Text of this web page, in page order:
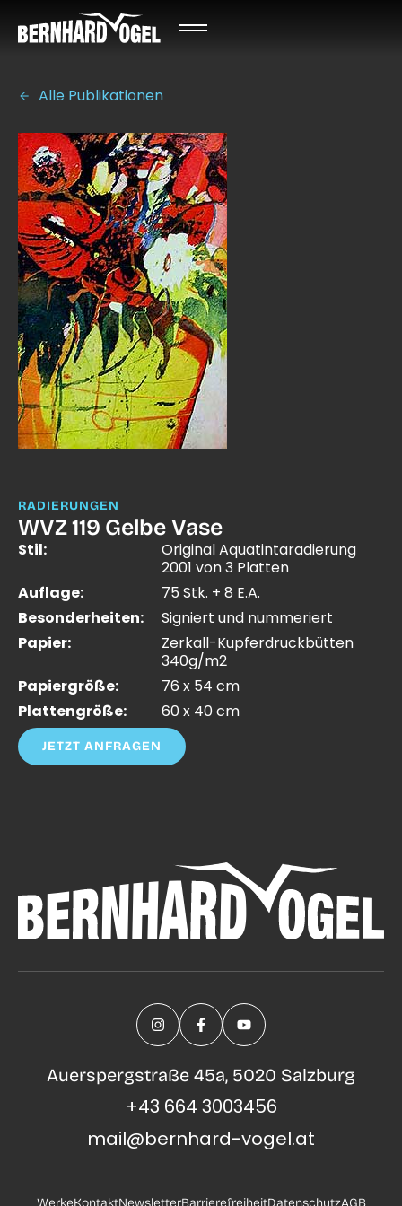
Alle Publikationen
RADIERUNGEN
WVZ 119 Gelbe Vase
Stil:
Original Aquatintaradierung
2001 von 3 Platten
Auflage:
75 Stk. + 8 E.A.
Besonderheiten:
Signiert und nummeriert
Papier:
Zerkall-Kupferdruckbütten
340g/m2
Papiergröße:
76 x 54 cm
Plattengröße:
60 x 40 cm
JETZT ANFRAGEN
Auerspergstraße 45a, 5020 Salzburg
+43 664 3003456
mail@bernhard-vogel.at
WerkeKontaktNewsletterBarrierefreiheitDatenschutzAGB